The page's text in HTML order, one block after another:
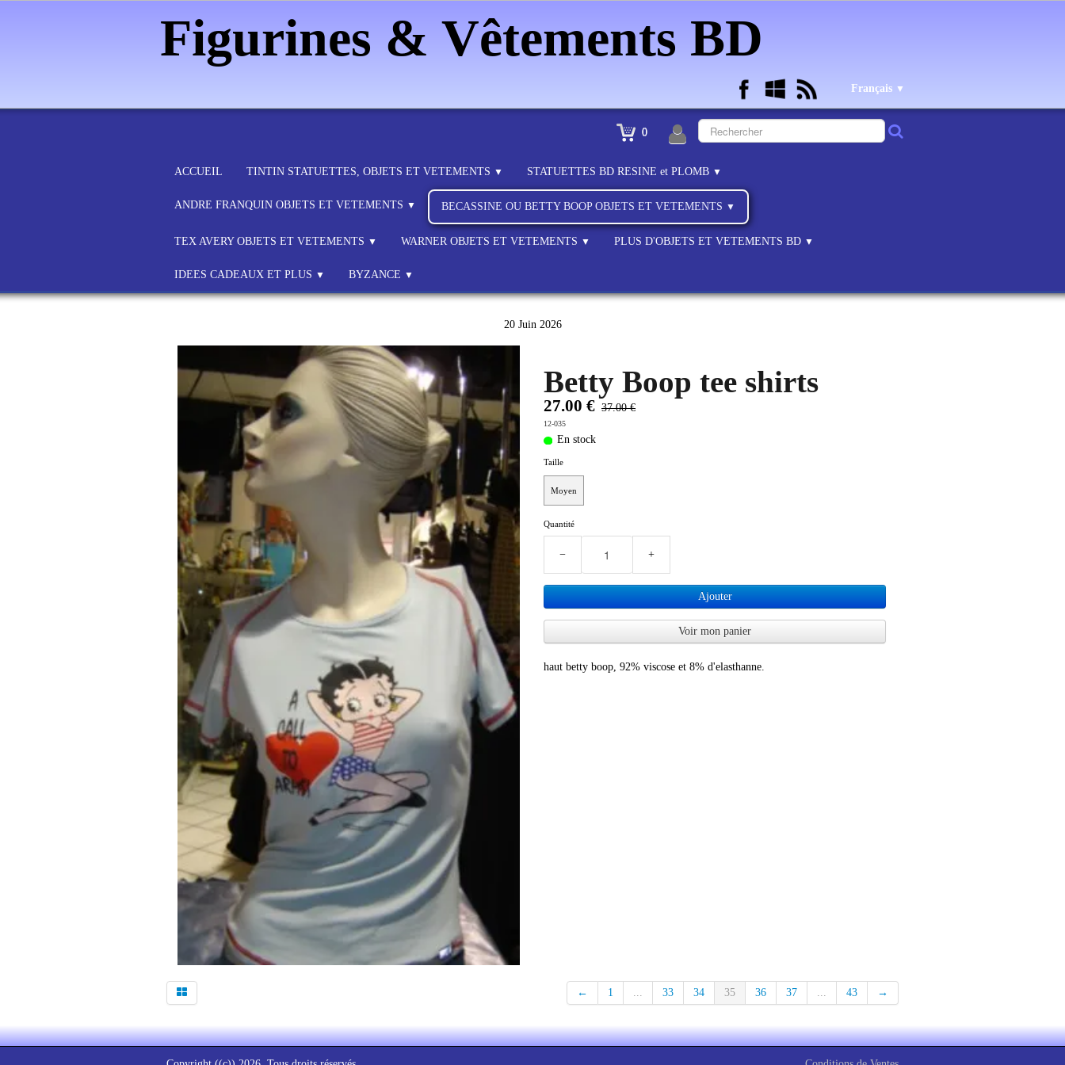
Figurines & Vêtements BD
Français ▼
0
ACCUEIL TINTIN STATUETTES, OBJETS ET VETEMENTS ▼ STATUETTES BD RESINE et PLOMB ▼
ANDRE FRANQUIN OBJETS ET VETEMENTS ▼ BECASSINE OU BETTY BOOP OBJETS ET VETEMENTS ▼
TEX AVERY OBJETS ET VETEMENTS ▼ WARNER OBJETS ET VETEMENTS ▼ PLUS D'OBJETS ET VETEMENTS BD ▼
IDEES CADEAUX ET PLUS ▼ BYZANCE ▼
20 Juin 2026
Betty Boop tee shirts
27.00 € 37.00 €
12-035
En stock
Taille
Moyen
Quantité
− +
Ajouter
Voir mon panier
haut betty boop, 92% viscose et 8% d'elasthanne.
← 1 ... 33 34 35 36 37 ... 43 →